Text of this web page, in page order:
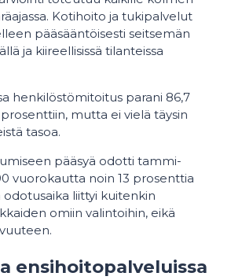
Kotihoito ja tukipalvelut
pääsääntöisesti seitsemän
ja kiireellisissä tilanteissa
henkilöstömitoitus parani 86,7
mutta ei vielä täysin
tasoa.
pääsyä odotti tammi-
vuorokautta noin 13 prosenttia
odotusaika liittyi kuitenkin
omiin valintoihin, eikä
ensihoitopalveluissa